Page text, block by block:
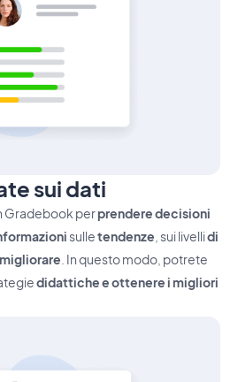
sui dati
Gradebook perprendere decisioni
sulletendenze , sui livellidi
migliorare . In questo modo, potrete
didattiche e ottenere i migliori